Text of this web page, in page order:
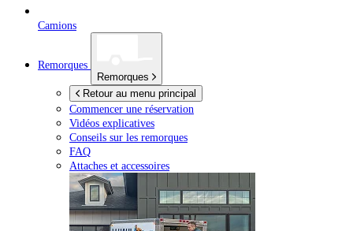
Camions
Remorques
Remorques
Retour au menu principal
Commencer une réservation
Vidéos explicatives
Conseils sur les remorques
FAQ
Attaches et accessoires